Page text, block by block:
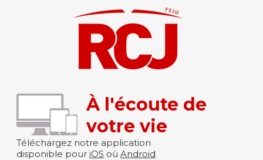
À l'écoute de
votre vie
Téléchargez notre application
disponible pour iOS où Android